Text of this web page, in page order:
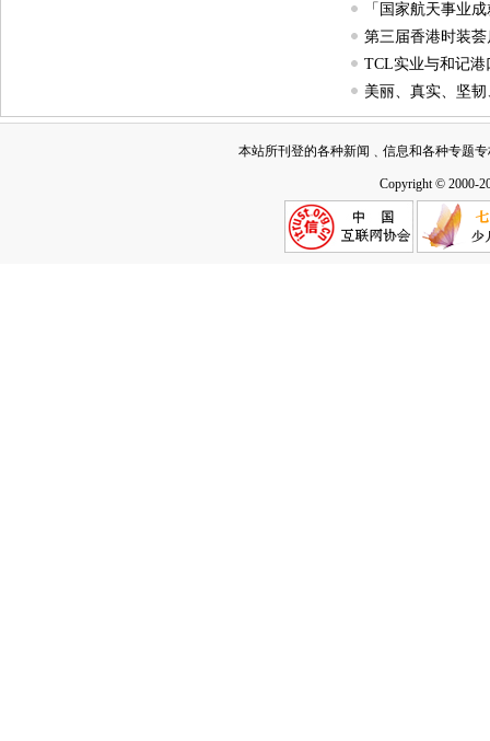
「国家航天事业
第三届香港时装
TCL实业与和记
美丽、真实、坚
本站所刊登的各种新闻﹑信息和各种专题
Copyright © 2000-